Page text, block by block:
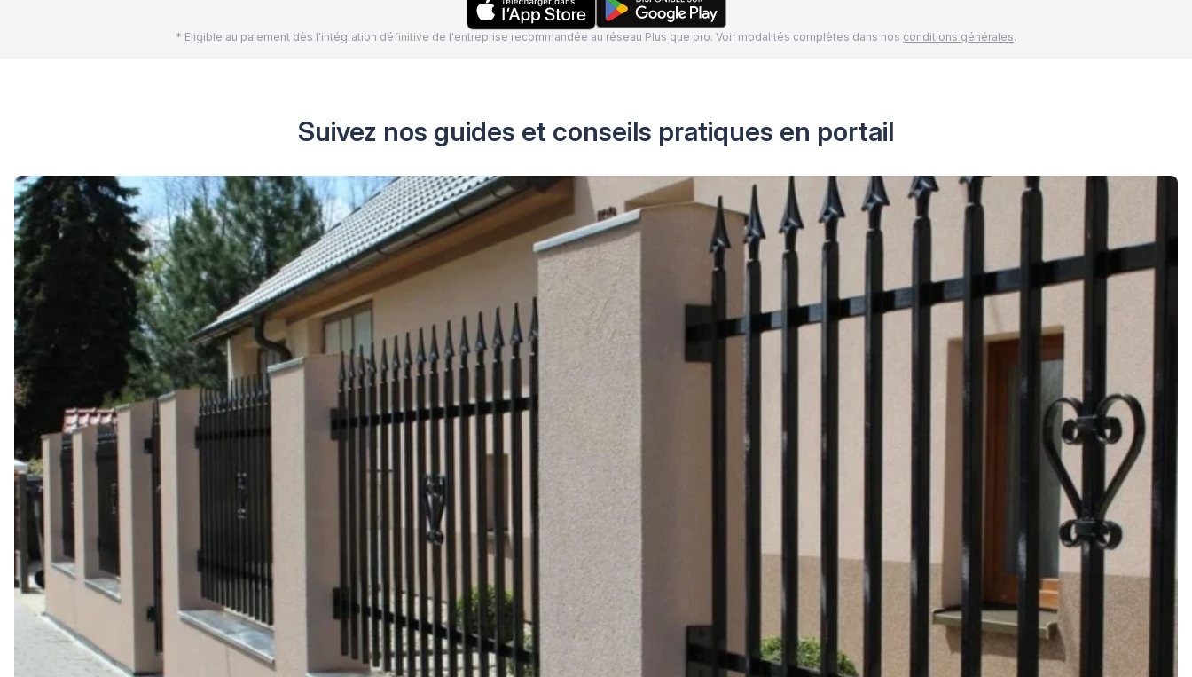
* Eligible au paiement dès l'intégration définitive de l'entreprise recommandée au réseau Plus que pro. Voir modalités complètes dans nos conditions générales.
Suivez nos guides et conseils pratiques en portail